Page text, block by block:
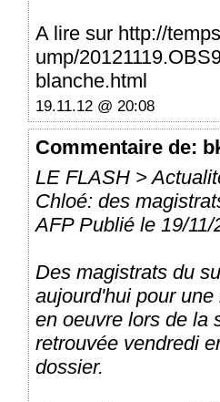
A lire sur http://
ump/
blanche.html
19.11.12 @ 20:08
Commentaire de:
LE FLASH >
Chloé: des
AFP Publié le 19/
Des magistrats du
aujourd'hui pour
en oeuvre lors de la
retrouvée vendredi
dossier.